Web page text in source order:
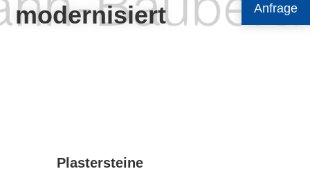
Anfrage
modernisiert
Plastersteine